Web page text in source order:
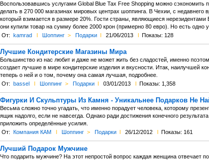
Воспользовавшись услугами Global Blue Tax Free Shopping можно
делать в 270 000 магазинах мировых центрах шоппинга. В Чехии, с недавнего
который взимается в размере 20%. Гости страны, являющиеся
они купили товар на сумму более 2000 крон (примерно 80 евро). Но есть одно
От: kamrad l Шоппинг > Подарки l 21/06/2013 l Показы: 128
Лучшие Кондитерские Магазины Мира
Большинство из нас любит и даже не может жить без сладостей, именно
создает лучшие в мире кондитерские изделия и вкусности. Итак, наилучшей
теперь о ней и о том, почему она самая лучшая, подробнее.
От: bassel l Шоппинг > Подарки l 03/01/2013 l Показы: 1,358
Фигурки И Скульптуры Из Камня - Уникальнее Подарков Не
Весьма сложно точно угадать, что именно порадует человека, которому
ящик надолго, если не навсегда. Однако ради достижения конечного
приложить определённые усилия.
От: Компания КАМ l Шоппинг > Подарки l 26/12/2012 l Показы: 161
Лучший Подарок Мужчине
Что подарить мужчине? На этот непростой вопрос каждая женщина отвечает